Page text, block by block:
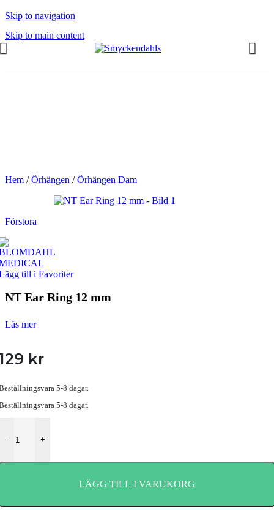
Skip to navigation
Skip to main content
Hem / Örhängen / Örhängen Dam
Förstora
till i Favoriter
NT Ear Ring 12 mm
Läs mer
kr
5-8 dagar.
5-8 dagar.
- +
LÄGG TILL I VARUKORG